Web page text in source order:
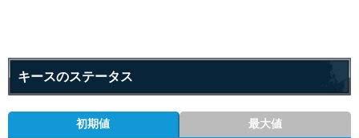
キースのステータス
初期値 最大値